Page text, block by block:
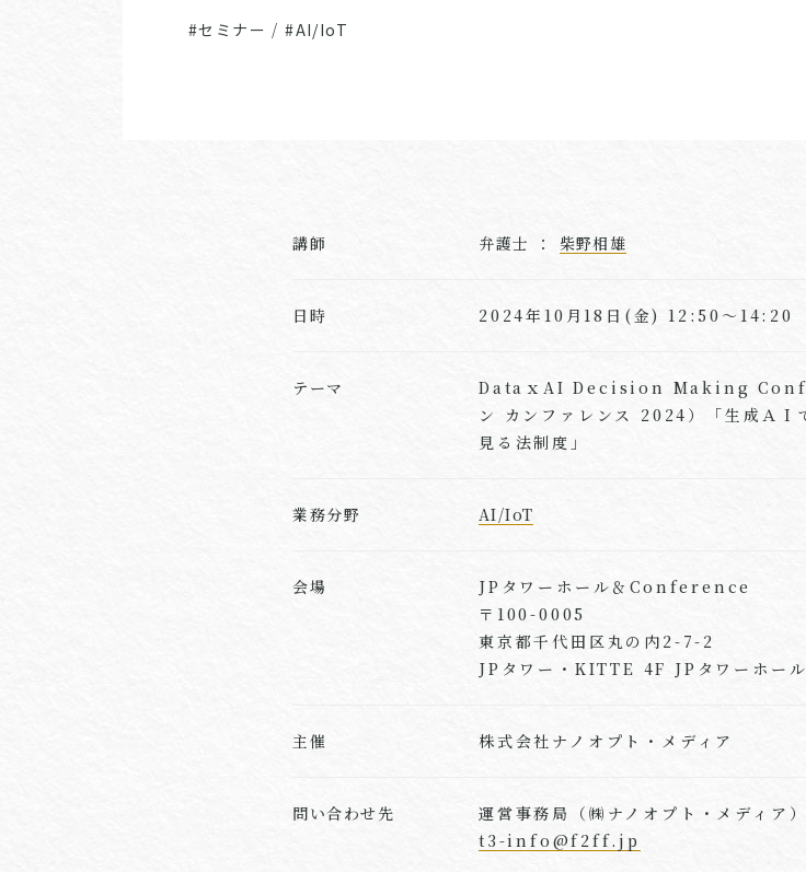
#セミナー /#AI/IoT
講師 弁護士 ： 柴野相雄
日時 2024年10月18日(金) 12:50～14:20
テーマ
DataｘAI Decision Making
ン カンファレンス 2024）「生成Ａ
見る法制度」
業務分野 AI/IoT
会場
JPタワーホール＆Conference
〒100-0005
東京都千代田区丸の内2-7-2
JPタワー・KITTE 4F JPタワーホー
主催 株式会社ナノオプト・メディア
問い合わせ先
運営事務局（㈱ナノオプト・メディア）
t3-info@f2ff.jp